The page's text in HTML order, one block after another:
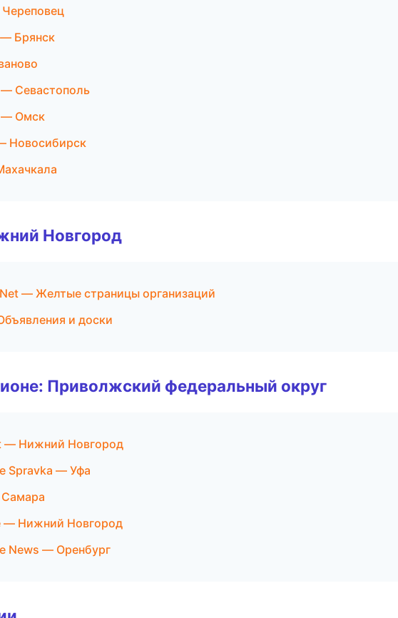
Брянск
Севастополь
— Омск
Новосибирск
Новгород
— Желтые страницы организаций
и доски
Приволжский федеральный округ
— Нижний Новгород
Spravka — Уфа
— Нижний Новгород
News — Оренбург